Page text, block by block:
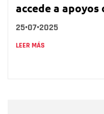
accede a
25•07•2025
LEER MÁS